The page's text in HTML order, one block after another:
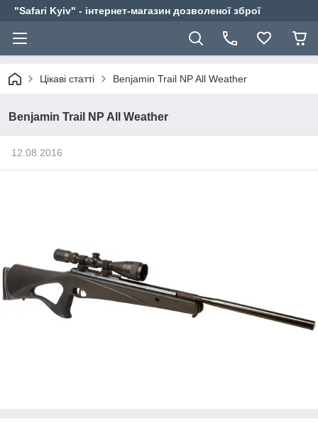
"Safari Kyiv" - інтернет-магазин дозволеної зброї
Цікаві статті Benjamin Trail NP All Weather
Benjamin Trail NP All Weather
12.08.2016